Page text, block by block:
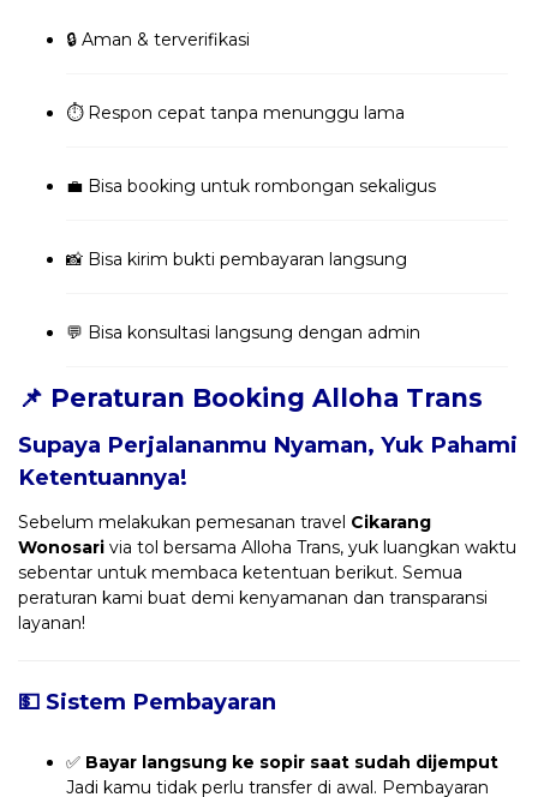
🔒 Aman & terverifikasi
⏱️ Respon cepat tanpa menunggu lama
💼 Bisa booking untuk rombongan sekaligus
📸 Bisa kirim bukti pembayaran langsung
💬 Bisa konsultasi langsung dengan admin
📌 Peraturan Booking Alloha Trans
Supaya Perjalananmu Nyaman, Yuk Pahami
Ketentuannya!
Sebelum melakukan pemesanan travel Cikarang
Wonosari via tol bersama Alloha Trans, yuk luangkan waktu
sebentar untuk membaca ketentuan berikut. Semua
peraturan kami buat demi kenyamanan dan transparansi
layanan!
💵 Sistem Pembayaran
✅ Bayar langsung ke sopir saat sudah dijemput
Jadi kamu tidak perlu transfer di awal. Pembayaran